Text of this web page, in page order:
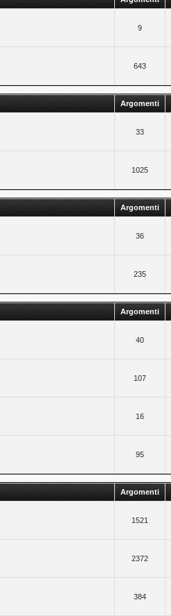
9
643
Argomenti
33
1025
Argomenti
36
235
Argomenti
40
107
16
95
Argomenti
1521
2372
384